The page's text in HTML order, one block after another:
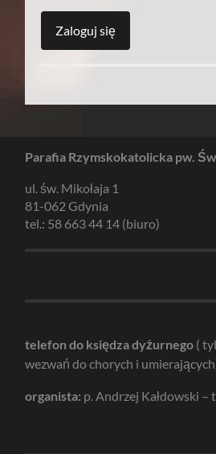
Parafia Rzymskokatolicka pw.
ul. św. Mikołaja 1
81-062 Gdynia
tel.: 58 663 44 14 (biuro)
telefon do księdza dyżurnego (
wezwań do chorych i
organista: p. Andrzej Kałdowski –